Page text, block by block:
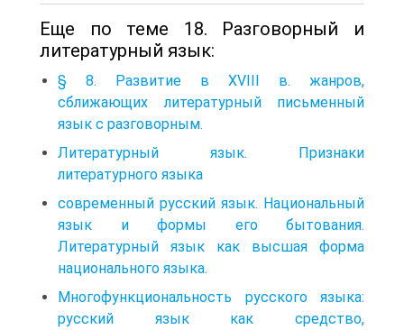
Еще по теме 18. Разговорный и
литературный язык:
§ 8. Развитие в XVIII в. жанров,
сближающих литературный письменный
язык с разговорным.
Литературный язык. Признаки
литературного языка
современный русский язык. Национальный
язык и формы его бытования.
Литературный язык как высшая форма
национального языка.
Многофункциональность русского языка:
русский язык как средство,